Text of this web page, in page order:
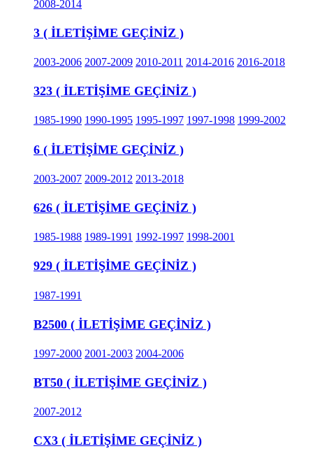
2008-2014
3 ( İLETİŞİME GEÇİNİZ )
2003-2006 2007-2009 2010-2011 2014-2016 2016-2018
323 ( İLETİŞİME GEÇİNİZ )
1985-1990 1990-1995 1995-1997 1997-1998 1999-2002
6 ( İLETİŞİME GEÇİNİZ )
2003-2007 2009-2012 2013-2018
626 ( İLETİŞİME GEÇİNİZ )
1985-1988 1989-1991 1992-1997 1998-2001
929 ( İLETİŞİME GEÇİNİZ )
1987-1991
B2500 ( İLETİŞİME GEÇİNİZ )
1997-2000 2001-2003 2004-2006
BT50 ( İLETİŞİME GEÇİNİZ )
2007-2012
CX3 ( İLETİŞİME GEÇİNİZ )